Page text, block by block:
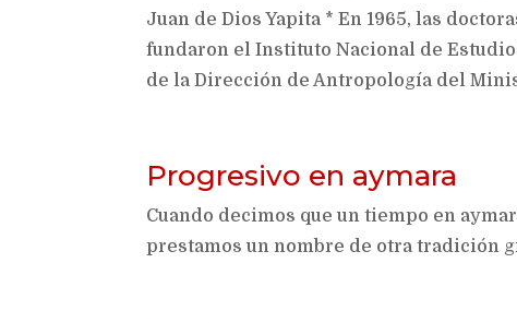
Juan de Dios Yapita * En 1965, las
fundaron el Instituto Nacional de
de la Dirección de Antropología del
Progresivo en aymara
Cuando decimos que un tiempo en
prestamos un nombre de otra tradición